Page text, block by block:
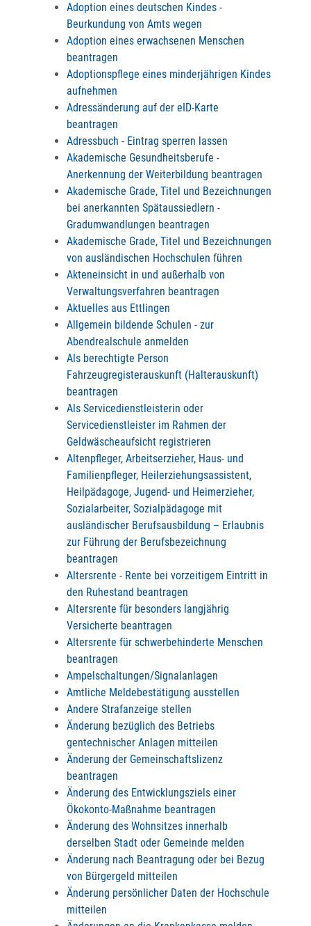
Adoption eines deutschen Kindes -
Beurkundung von Amts wegen
Adoption eines erwachsenen Menschen
beantragen
Adoptionspflege eines minderjährigen Kindes
aufnehmen
Adressänderung auf der eID-Karte
beantragen
Adressbuch - Eintrag sperren lassen
Akademische Gesundheitsberufe -
Anerkennung der Weiterbildung beantragen
Akademische Grade, Titel und Bezeichnungen
bei anerkannten Spätaussiedlern -
Gradumwandlungen beantragen
Akademische Grade, Titel und Bezeichnungen
von ausländischen Hochschulen führen
Akteneinsicht in und außerhalb von
Verwaltungsverfahren beantragen
Aktuelles aus Ettlingen
Allgemein bildende Schulen - zur
Abendrealschule anmelden
Als berechtigte Person
Fahrzeugregisterauskunft (Halterauskunft)
beantragen
Als Servicedienstleisterin oder
Servicedienstleister im Rahmen der
Geldwäscheaufsicht registrieren
Altenpfleger, Arbeitserzieher, Haus- und
Familienpfleger, Heilerziehungsassistent,
Heilpädagoge, Jugend- und Heimerzieher,
Sozialarbeiter, Sozialpädagoge mit
ausländischer Berufsausbildung – Erlaubnis
zur Führung der Berufsbezeichnung
beantragen
Altersrente - Rente bei vorzeitigem Eintritt in
den Ruhestand beantragen
Altersrente für besonders langjährig
Versicherte beantragen
Altersrente für schwerbehinderte Menschen
beantragen
Ampelschaltungen/Signalanlagen
Amtliche Meldebestätigung ausstellen
Andere Strafanzeige stellen
Änderung bezüglich des Betriebs
gentechnischer Anlagen mitteilen
Änderung der Gemeinschaftslizenz
beantragen
Änderung des Entwicklungsziels einer
Ökokonto-Maßnahme beantragen
Änderung des Wohnsitzes innerhalb
derselben Stadt oder Gemeinde melden
Änderung nach Beantragung oder bei Bezug
von Bürgergeld mitteilen
Änderung persönlicher Daten der Hochschule
mitteilen